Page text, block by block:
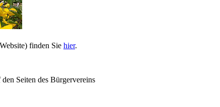
finden Sie hier.
Seiten des Bürgervereins